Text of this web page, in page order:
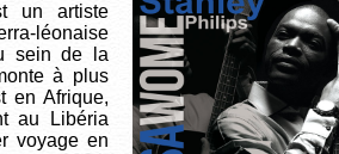
un artiste
léonaise
sein de la
à plus
en Afrique,
au Libéria
voyage en